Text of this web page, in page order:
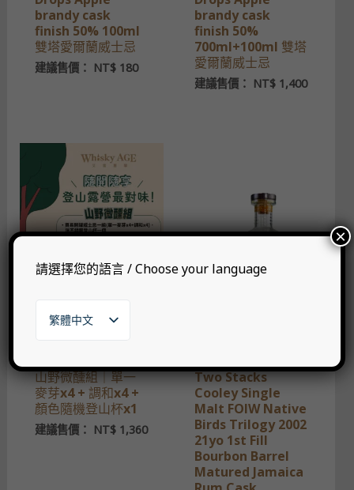
brandy cask
finish 50% 100ml
雙塔愛爾蘭威士忌
建議售價： NT$180
brandy cask
finish 50%
700ml+100ml 雙塔
愛爾蘭威士忌
建議售價： NT$1,400
山野微醺組｜單一
麥芽x4 + 調和x4 +
顏色隨機登山杯x1
建議售價： NT$1,360
Two Stacks
Cooley Single
Malt FOIW Native
Birds Trilogy 2002
21yo 1st Fill
Bourbon Barrel
Matured Jamaica
請選擇您的語言 / Choose your language
繁體中文
English
한국어
×